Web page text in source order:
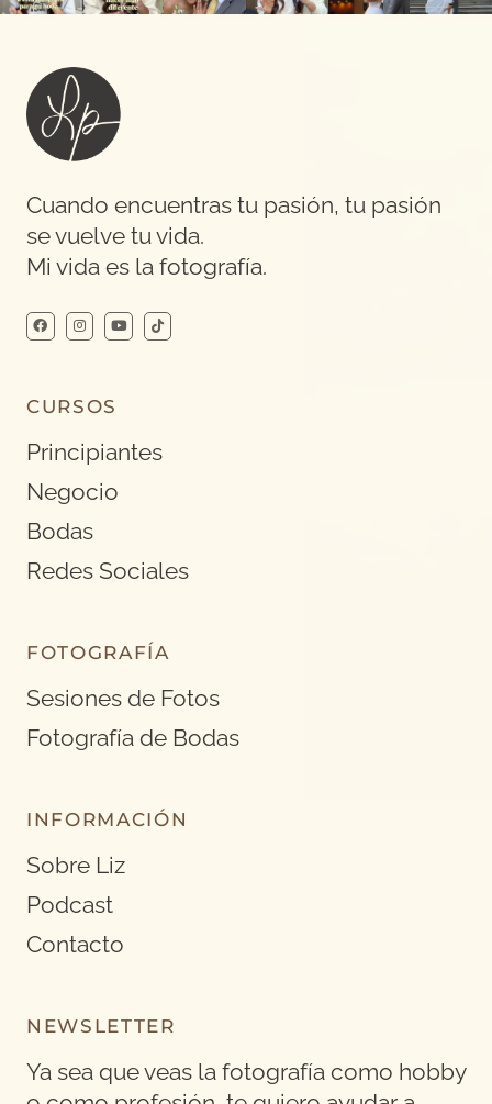
Cuando encuentras tu pasión, tu pasión
se vuelve tu vida.
Mi vida es la fotografía.
CURSOS
Principiantes
Negocio
Bodas
Redes Sociales
FOTOGRAFÍA
Sesiones de Fotos
Fotografía de Bodas
INFORMACIÓN
Sobre Liz
Podcast
Contacto
NEWSLETTER
Ya sea que veas la fotografía como hobby